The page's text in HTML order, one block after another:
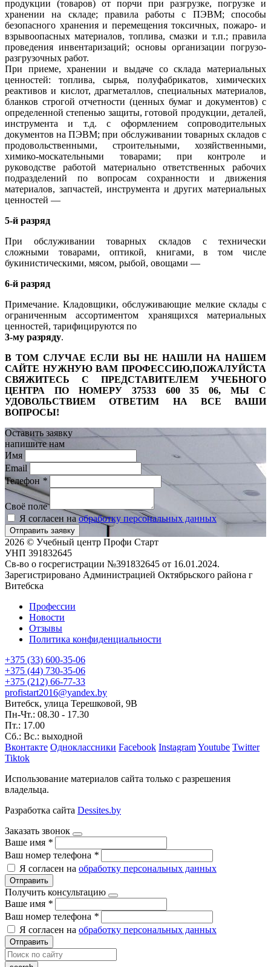
продукции (товаров) от порчи при разгрузке, погрузке и
хранении на складе; правила работы с ПЭВМ; способы
безопасного хранения и перемещения токсичных, пожаро- и
взрывоопасных материалов, топлива, смазки и т.п.; правила
проведения инвентаризаций; основы организации погрузо-
разгрузочных работ.
При приеме, хранении и выдаче со склада материальных
ценностей: топлива, сырья, полуфабрикатов, химических
реактивов и кислот, драгметаллов, специальных материалов,
бланков строгой отчетности (ценных бумаг и документов) с
определенной степенью защиты, готовой продукции, деталей,
инструмента и т.д. с оформлением сопроводительных
документов на ПЭВМ; при обслуживании товарных складов с
продовольственными, строительными, хозяйственными,
химико-москательными товарами; при контроле и
руководстве работой материально ответственных рабочих
подразделений по вопросам сохранности и движения
материалов, запчастей, инструмента и других материальных
ценностей —
5-й разряд
При обслуживании товарных складов с технически
сложными товарами, оптикой, книгами, в том числе
букинистическими, мясом, рыбой, овощами —
6-й разряд
Примечание. Кладовщики, обслуживающие мелкие склады с
ограниченным ассортиментом хранящихся материальных
ценностей, тарифицируются по
3-му разряду.
В ТОМ СЛУЧАЕ ЕСЛИ ВЫ НЕ НАШЛИ НА НАШЕМ
САЙТЕ НУЖНУЮ ВАМ ПРОФЕССИЮ,ПОЖАЛУЙСТА
СВЯЖИТЕСЬ С ПРЕДСТАВИТЕЛЕМ УЧЕБНОГО
ЦЕНТРА ПО НОМЕРУ 37533 600 35 06, МЫ С
УДОВОЛЬСТВИЕМ ОТВЕТИМ НА ВСЕ ВАШИ
ВОПРОСЫ!
Оставить заявку
напишите нам
Имя
Email
Телефон *
Своё поле
Я согласен наобработку персональных данных
Отправить заявку
2026 © Учебный центр Профи Старт
УНП 391832645
Св-во о госрегистрации №391832645 от 16.01.2024.
Зарегистрировано Администрацией Октябрьского района г
Витебска
Профессии
Новости
Отзывы
Политика конфиденциальности
+375 (33) 600-35-06
+375 (44) 730-35-06
+375 (212) 66-77-33
profistart2016@yandex.by
Витебск, улица Терешковой, 9В
Пн-Чт.: 08.30 - 17.30
Пт.: 17.00
Сб.: Вс.: выходной
Вконтакте Одноклассники Facebook InstagramYoutube Twitter
Tiktok
Использование материалов сайта только с разрешения
владельца.
Разработка сайта Dessites.by
Заказать звонок
Ваше имя *
Ваш номер телефона *
Я согласен на обработку персональных данных
Отправить
Получить консультацию
Ваше имя *
Ваш номер телефона *
Я согласен на обработку персональных данных
Отправить